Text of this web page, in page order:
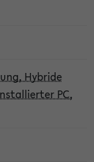
Hybride
PC,